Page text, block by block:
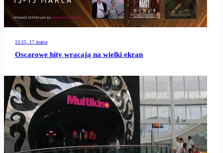
13-15, 17 marca
Oscarowe hity wracają na wielki ekran